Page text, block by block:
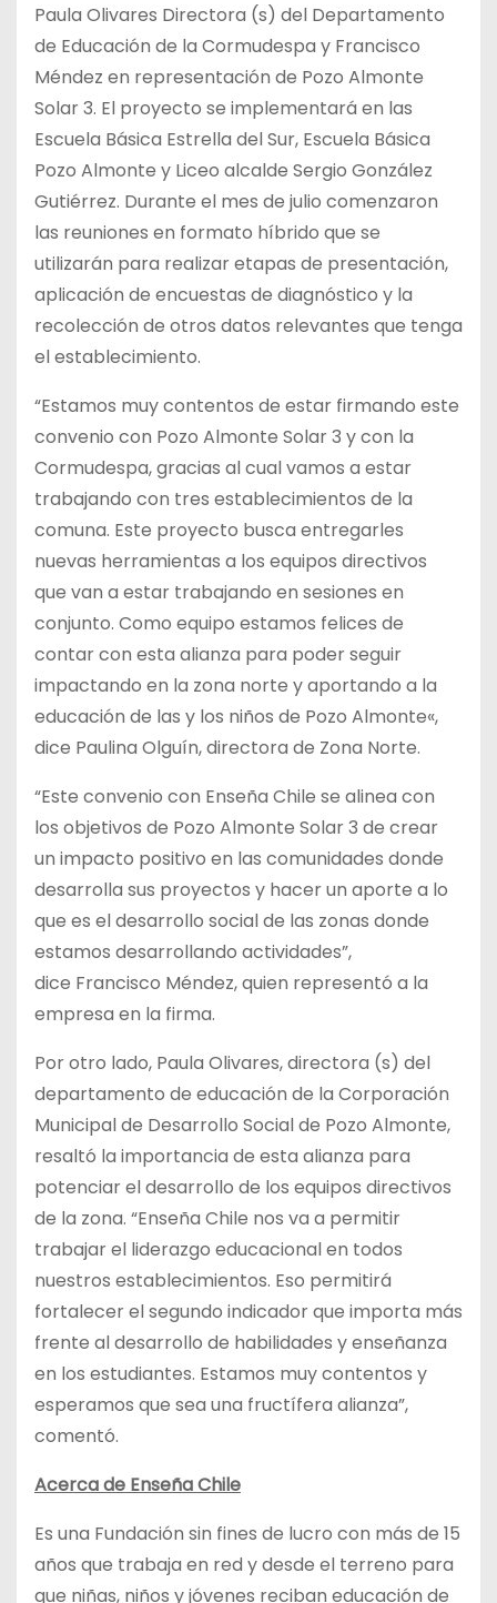
Paula Olivares Directora (s) del Departamento
de Educación de la Cormudespa y Francisco
Méndez en representación de Pozo Almonte
Solar 3. El proyecto se implementará en las
Escuela Básica Estrella del Sur, Escuela Básica
Pozo Almonte y Liceo alcalde Sergio González
Gutiérrez. Durante el mes de julio comenzaron
las reuniones en formato híbrido que se
utilizarán para realizar etapas de presentación,
aplicación de encuestas de diagnóstico y la
recolección de otros datos relevantes que tenga
el establecimiento.
“Estamos muy contentos de estar firmando este
convenio con Pozo Almonte Solar 3 y con la
Cormudespa, gracias al cual vamos a estar
trabajando con tres establecimientos de la
comuna. Este proyecto busca entregarles
nuevas herramientas a los equipos directivos
que van a estar trabajando en sesiones en
conjunto. Como equipo estamos felices de
contar con esta alianza para poder seguir
impactando en la zona norte y aportando a la
educación de las y los niños de Pozo Almonte«,
dice Paulina Olguín, directora de Zona Norte.
“Este convenio con Enseña Chile se alinea con
los objetivos de Pozo Almonte Solar 3 de crear
un impacto positivo en las comunidades donde
desarrolla sus proyectos y hacer un aporte a lo
que es el desarrollo social de las zonas donde
estamos desarrollando actividades”,
dice Francisco Méndez, quien representó a la
empresa en la firma.
Por otro lado, Paula Olivares, directora (s) del
departamento de educación de la Corporación
Municipal de Desarrollo Social de Pozo Almonte,
resaltó la importancia de esta alianza para
potenciar el desarrollo de los equipos directivos
de la zona. “Enseña Chile nos va a permitir
trabajar el liderazgo educacional en todos
nuestros establecimientos. Eso permitirá
fortalecer el segundo indicador que importa más
frente al desarrollo de habilidades y enseñanza
en los estudiantes. Estamos muy contentos y
esperamos que sea una fructífera alianza”,
comentó.
Acerca de Enseña Chile
Es una Fundación sin fines de lucro con más de 15
años que trabaja en red y desde el terreno para
que niñas, niños y jóvenes reciban educación de